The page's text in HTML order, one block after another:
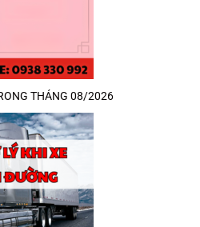
THÁNG 08/2026